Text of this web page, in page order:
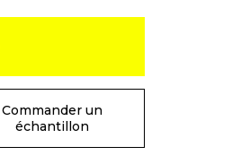
Commander un
échantillon